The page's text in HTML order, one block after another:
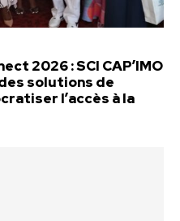
2026 : SCI CAP’IMO
solutions de
l’accès à la